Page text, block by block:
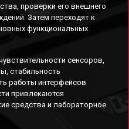
проверки его внешнего
Затем переходят к
функциональных
сенсоров,
стабильность
работы интерфейсов
привлекаются
средства и лабораторное